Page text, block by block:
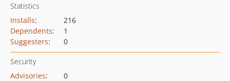
Statistics
Installs:
216
Dependents:
1
Suggesters: 0
Security
Advisories:
0